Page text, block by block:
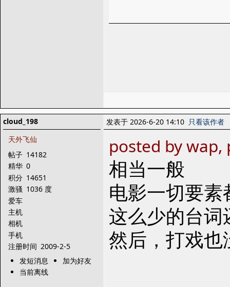
cloud_198
天外飞仙
帖子 14182
精华 0
积分 14651
激骚 1036 度
爱车
主机
相机
手机
注册时间 2009-2-5
发短消息
加为好友
当前离线
发表于 2026-6-20 14:10 只看该作者
posted by
相当一般
电影一切要
这么少的台
然后，打戏